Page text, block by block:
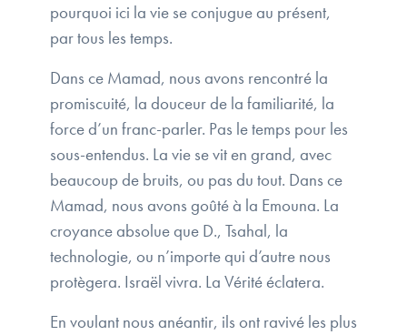
pourquoi ici la vie se conjugue au présent,
par tous les temps.
Dans ce Mamad, nous avons rencontré la
promiscuité, la douceur de la familiarité, la
force d’un franc-parler. Pas le temps pour les
sous-entendus. La vie se vit en grand, avec
beaucoup de bruits, ou pas du tout. Dans ce
Mamad, nous avons goûté à la Emouna. La
croyance absolue que D., Tsahal, la
technologie, ou n’importe qui d’autre nous
protègera. Israël vivra. La Vérité éclatera.
En voulant nous anéantir, ils ont ravivé les plus